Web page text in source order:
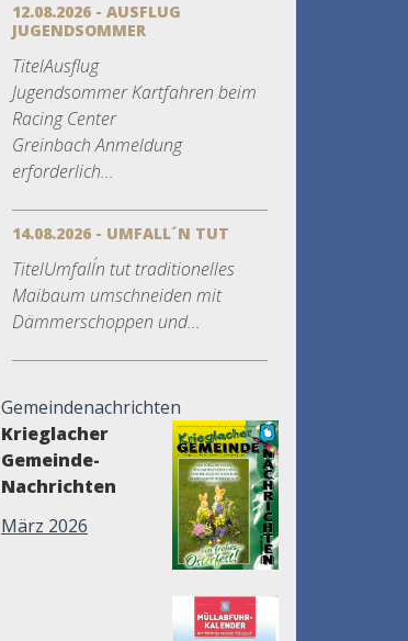
12.08.2026 - AUSFLUG
JUGENDSOMMER
TitelAusflug
Jugendsommer Kartfahren beim
Racing Center
Greinbach Anmeldung
erforderlich...
14.08.2026 - UMFALL´N TUT
TitelUmfall´n tut traditionelles
Maibaum umschneiden mit
Dämmerschoppen und...
Gemeindenachrichten
Krieglacher
Gemeinde-
Nachrichten
März 2026